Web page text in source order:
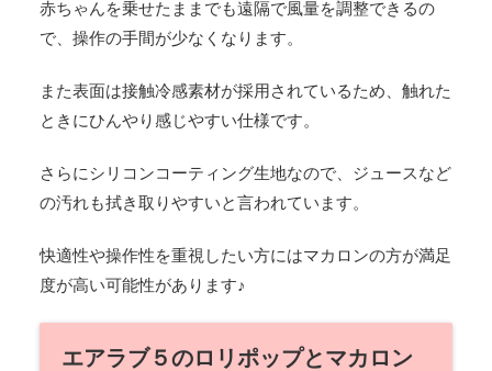
赤ちゃんを乗せたままでも遠隔で風量を調整できるの
で、操作の手間が少なくなります。
また表面は接触冷感素材が採用されているため、触れた
ときにひんやり感じやすい仕様です。
さらにシリコンコーティング生地なので、ジュースなど
の汚れも拭き取りやすいと言われています。
快適性や操作性を重視したい方にはマカロンの方が満足
度が高い可能性があります♪
エアラブ５のロリポップとマカロン